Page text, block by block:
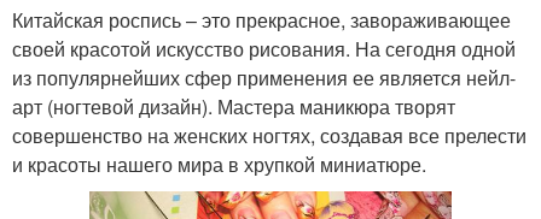
Ногти для новичков Рисунки на ногтях
Простые росписи
Рисунки на коротких
ногтях
Китайская роспись – это прекрасное, завораживающее
своей красотой искусство рисования. На сегодня одной
из популярнейших сфер применения ее является нейл-
арт (ногтевой дизайн). Мастера маникюра творят
совершенство на женских ногтях, создавая все прелести
и красоты нашего мира в хрупкой миниатюре.